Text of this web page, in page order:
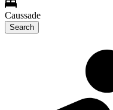
Caussade
Search